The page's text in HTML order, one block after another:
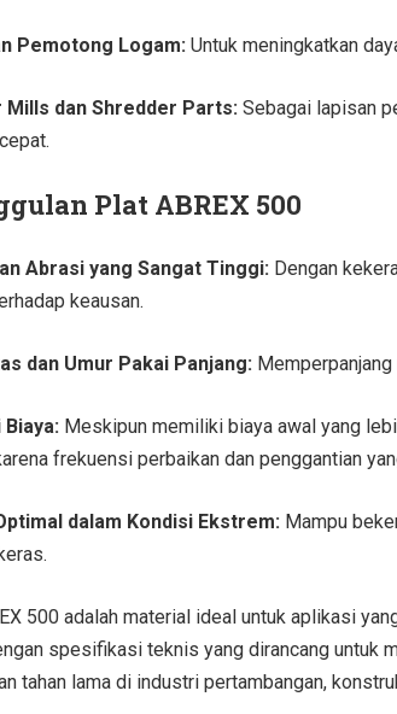
Pemotong Logam: Untuk meningkatkan
Mills dan Shredder Parts: Sebagai lapisan
Plat ABREX 500
Abrasi yang Sangat Tinggi: Dengan
keausan.
dan Umur Pakai Panjang:
Meskipun memiliki biaya awal yang
frekuensi perbaikan dan penggantian
dalam Kondisi Ekstrem: Mampu
500 adalah material ideal untuk aplikasi
spesifikasi teknis yang dirancang untuk
tahan lama di industri pertambangan,